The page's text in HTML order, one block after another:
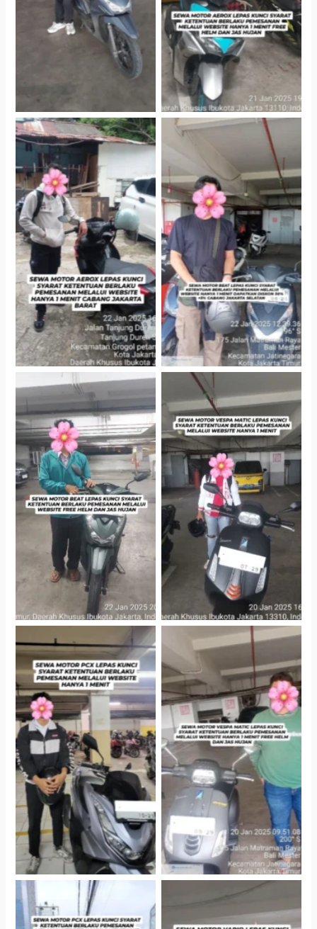
Cabang Jakarta Barat
Cityplaza Jatinegara
Gedung Parkir P6A
Cityplaza Jatinegara
Gedung Parkir P6A
Cityplaza Jatinegara
Gedung Parkir P6A
Hotel Kartika Chandra,
Jakarta Selatan
Cityplaza Jatinegara
Gedung Parkir P6A